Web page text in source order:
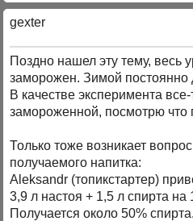
gexter
Поздно нашел эту тему, весь
заморожен. Зимой постоянно
В качестве эксперимента
замороженной, посмотрю что
Только тоже возникает
получаемого напитка:
Aleksandr (топикстартер)
3,9 л настоя + 1,5 л спирта
Получается около 50% спирта.